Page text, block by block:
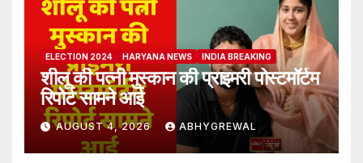
ELECTION 2024 HARYANA NEWS INDIA BREAKING
शीलू की पत्नी मुस्कान की प्राइमरी पोस्टमॉर्टम
रिपोर्ट सामने आई
AUGUST 4, 2026 ABHYGREWAL